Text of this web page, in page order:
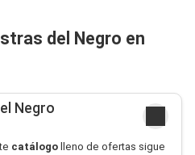
del Negro en
Negro
catálogo lleno de ofertas sigue